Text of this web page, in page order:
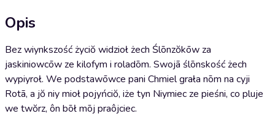
Opis
Bez wiynkszość życiŏ widzioł żech Ślōnzŏkōw za
jaskiniowcōw ze kilofym i roladōm. Swojã ślōnskość żech
wypiyroł. We podstawōwce pani Chmiel grała nōm na cyji
Rotã, a jŏ niy mioł pojyńciŏ, iże tyn Niymiec ze pieśni, co pluje
we twŏrz, ôn bōł mōj praôjciec.